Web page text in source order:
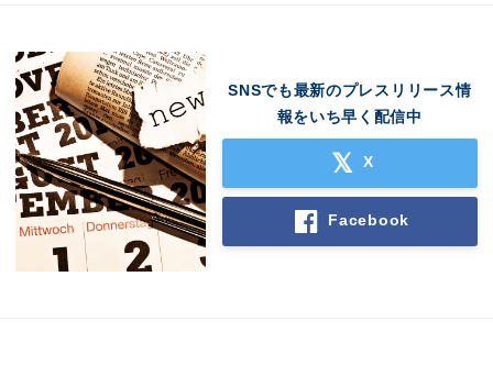
SNSでも最新のプレスリリース情
報をいち早く配信中
X
Facebook